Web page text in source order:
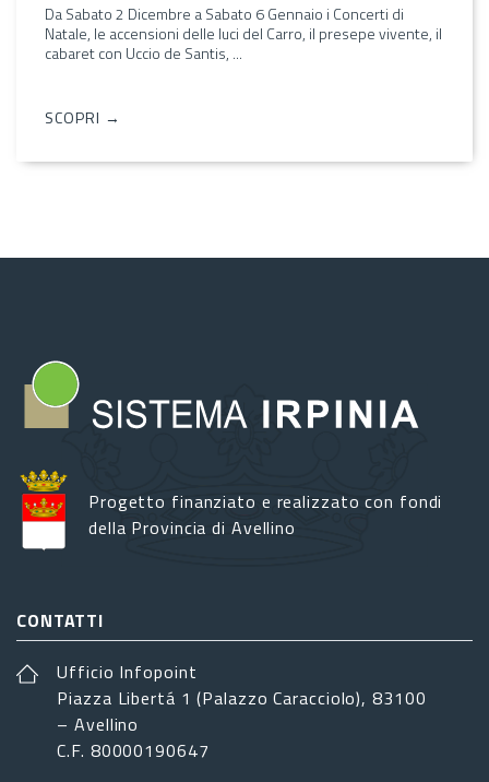
Da Sabato 2 Dicembre a Sabato 6 Gennaio i Concerti di
Natale, le accensioni delle luci del Carro, il presepe vivente, il
cabaret con Uccio de Santis, ...
SCOPRI →
Progetto finanziato e realizzato con fondi
della Provincia di Avellino
CONTATTI
Ufficio Infopoint
Piazza Libertá 1 (Palazzo Caracciolo), 83100
– Avellino
C.F. 80000190647